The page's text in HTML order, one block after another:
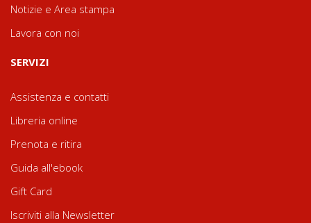
Notizie e Area stampa
Lavora con noi
SERVIZI
Assistenza e contatti
Libreria online
Prenota e ritira
Guida all'ebook
Gift Card
Iscriviti alla Newsletter